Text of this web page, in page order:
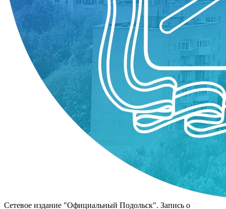
Сетевое издание "Официальный Подольск". Запись о